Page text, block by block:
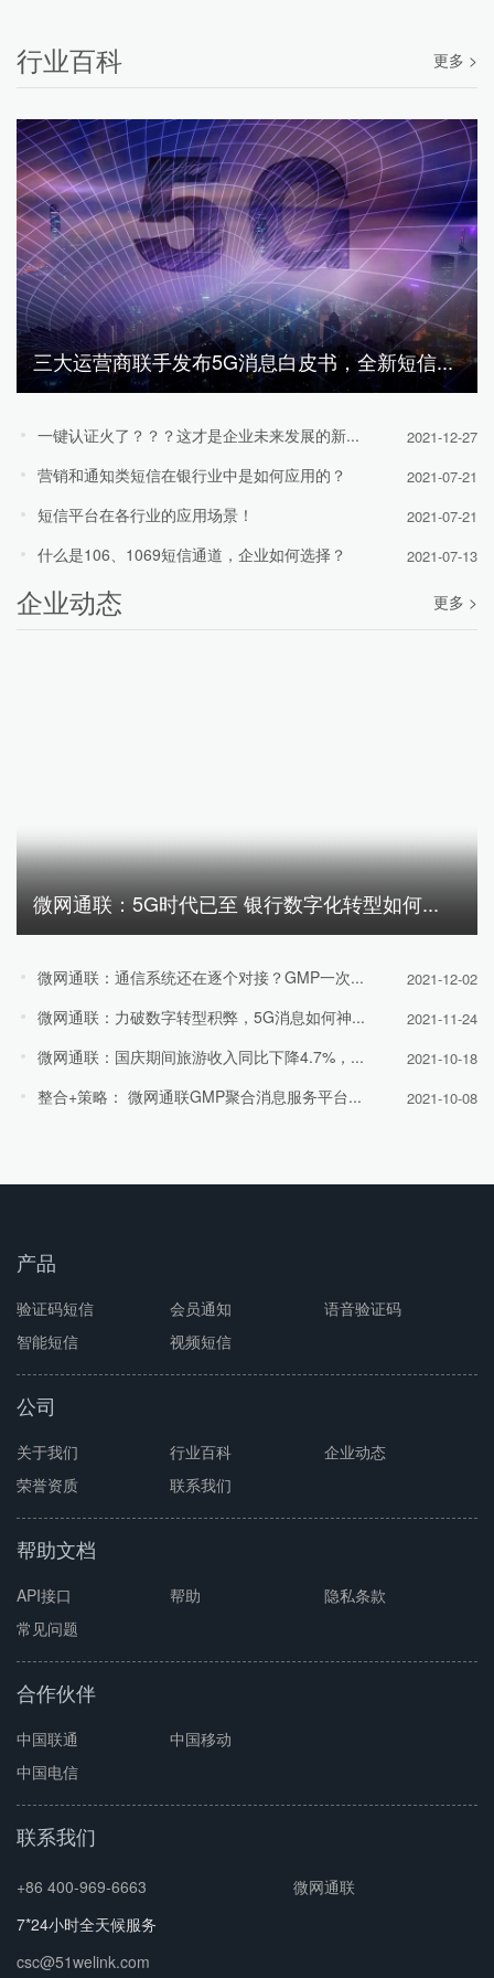
行业百科 更多 >
三大运营商联手发布5G消息白皮书，全新短信...
一键认证火了？？？这才是企业未来发展的新... 2021-12-27
营销和通知类短信在银行业中是如何应用的？ 2021-07-21
短信平台在各行业的应用场景！ 2021-07-21
什么是106、1069短信通道，企业如何选择？ 2021-07-13
企业动态 更多 >
微网通联：5G时代已至 银行数字化转型如何...
微网通联：通信系统还在逐个对接？GMP一次... 2021-12-02
微网通联：力破数字转型积弊，5G消息如何神... 2021-11-24
微网通联：国庆期间旅游收入同比下降4.7%，... 2021-10-18
整合+策略： 微网通联GMP聚合消息服务平台... 2021-10-08
产品
验证码短信 会员通知
语音验证码
智能短信
视频短信
公司
关于我们 行业百科
企业动态
荣誉资质
联系我们
帮助文档
API接口 帮助
隐私条款
常见问题
合作伙伴
中国联通
中国移动
中国电信
联系我们
+86 400-969-6663
7*24小时全天候服务
csc@51welink.com
微网通联